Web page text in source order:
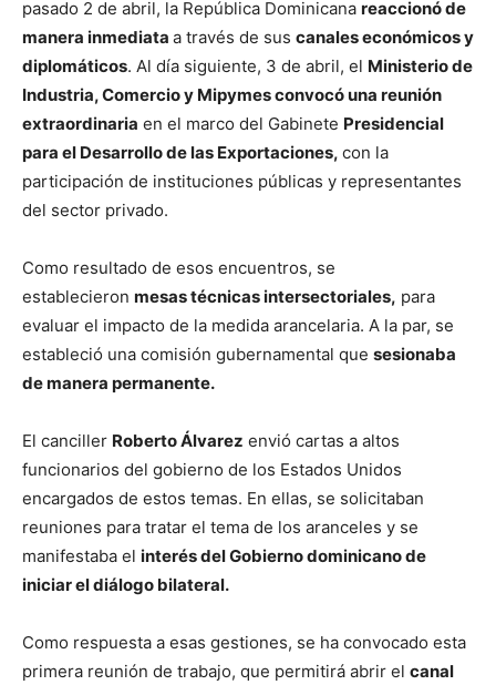
pasado 2 de abril, la República Dominicana reaccionó de
manera inmediata a través de sus canales económicos y
diplomáticos. Al día siguiente, 3 de abril, el Ministerio de
Industria, Comercio y Mipymes convocó una reunión
extraordinaria en el marco del Gabinete Presidencial
para el Desarrollo de las Exportaciones, con la
participación de instituciones públicas y representantes
del sector privado.
Como resultado de esos encuentros, se
establecieron mesas técnicas intersectoriales, para
evaluar el impacto de la medida arancelaria. A la par, se
estableció una comisión gubernamental que sesionaba
de manera permanente.
El canciller Roberto Álvarez envió cartas a altos
funcionarios del gobierno de los Estados Unidos
encargados de estos temas. En ellas, se solicitaban
reuniones para tratar el tema de los aranceles y se
manifestaba el interés del Gobierno dominicano de
iniciar el diálogo bilateral.
Como respuesta a esas gestiones, se ha convocado esta
primera reunión de trabajo, que permitirá abrir el canal